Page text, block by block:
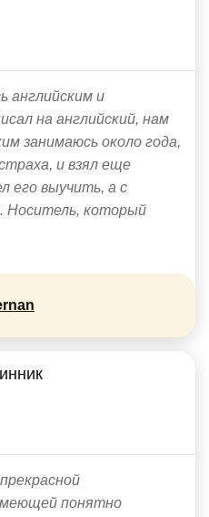
английским и
на английский, нам
занимаюсь около года,
и взял еще
его выучить, а с
Носитель, который
понятно